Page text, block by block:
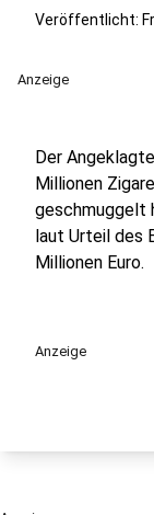
Veröffentlicht:
Anzeige
Der
Millionen
geschmuggelt
laut Urteil des
Millionen Euro.
Anzeige